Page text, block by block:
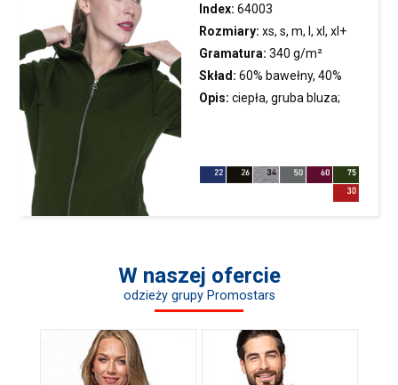
Index: 64003
Rozmiary: xs, s, m, l, xl, xl+
Gramatura: 340 g/m²
Skład: 60% bawełny, 40%
poliestru; kolor 34: 75%
Opis: ciepła, gruba bluza;
wyścielony materiałem single
jersey; regulacja kaptura n
W naszej ofercie
odzieży grupy Promostars